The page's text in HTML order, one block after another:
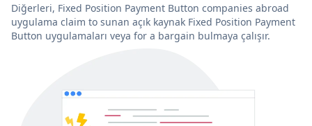
Diğerleri, Fixed Position Payment Button companies abroad
uygulama claim to sunan açık kaynak Fixed Position Payment
Button uygulamaları veya for a bargain bulmaya çalışır.